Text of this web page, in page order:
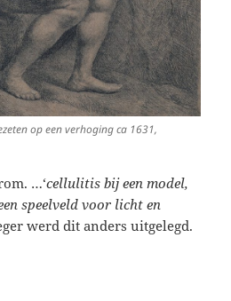
op een verhoging ca 1631,
…‘cellulitis bij een model,
speelveld voor licht en
werd dit anders uitgelegd.